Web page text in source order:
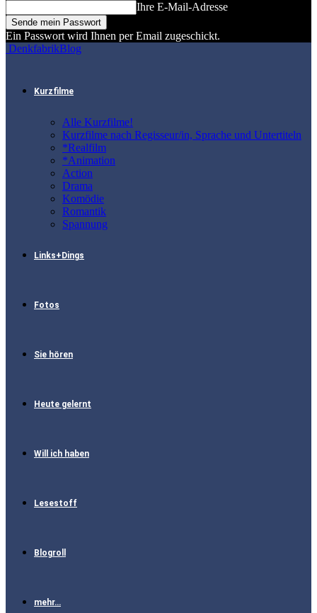
Ihre E-Mail-Adresse
Ein Passwort wird Ihnen per Email zugeschickt.
DenkfabrikBlog
Kurzfilme
Alle Kurzfilme!
Kurzfilme nach Regisseur/in, Sprache und Untertiteln
*Realfilm
*Animation
Action
Drama
Komödie
Romantik
Spannung
Links+Dings
Fotos
Sie hören
Heute gelernt
Will ich haben
Lesestoff
Blogroll
mehr…